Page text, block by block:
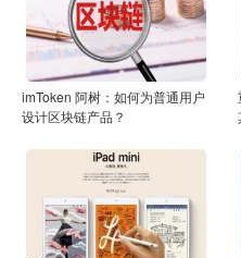
imToken 阿树：如何为普通用户
设计区块链产品？